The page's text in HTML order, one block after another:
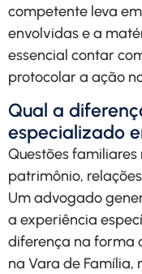
competente leva
envolvidas e a
essencial contar
protocolar a ação
Qual a
especializado
Questões familiares
patrimônio,
Um advogado
a experiência
diferença na forma
na Vara de